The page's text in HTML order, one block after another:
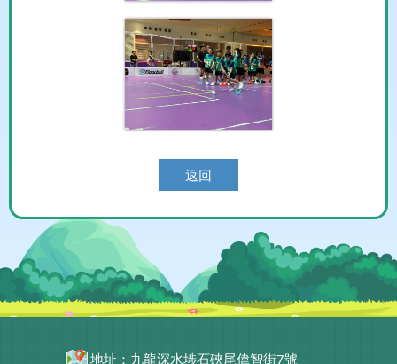
返回
地址：九龍深水埗石硤尾偉智街7號